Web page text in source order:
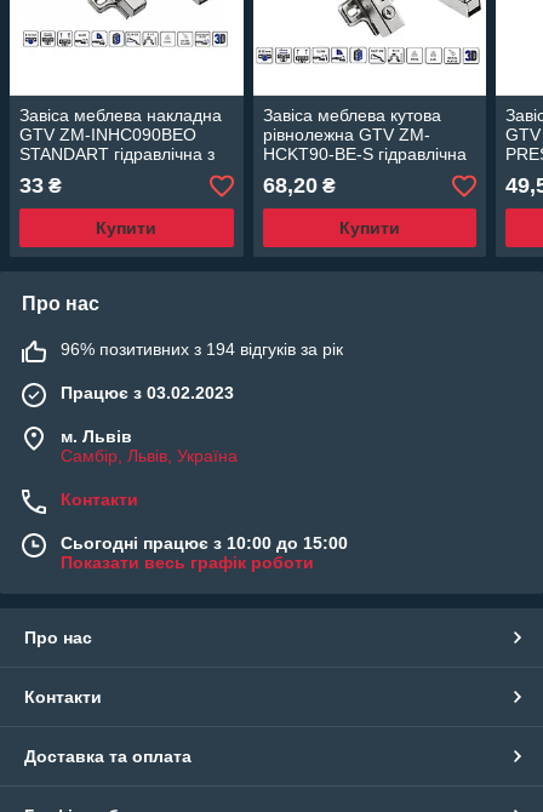
Завіса меблева накладна
GTV ZM-INHC090BEO
STANDART гідравлічна з
дотягом планка H=0
33 ₴
Купити
Завіса меблева кутова
рівнолежна GTV ZM-
HCKT90-BE-S гідравлічна
з дотягом планка H=0
68,20₴
Купити
Про нас
96% позитивних з 194 відгуків за рік
Працює з 03.02.2023
м. Львів
Самбір, Львів, Україна
Контакти
Сьогодні працює з 10:00 до 15:00
Показати весь графік роботи
Про нас
Контакти
Доставка та оплата